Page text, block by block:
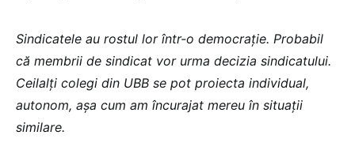
Sindicatele au rostul lor într-o democrație. Probabil
că membrii de sindicat vor urma decizia sindicatului.
Ceilalți colegi din UBB se pot proiecta individual,
autonom, așa cum am încurajat mereu în situații
similare.